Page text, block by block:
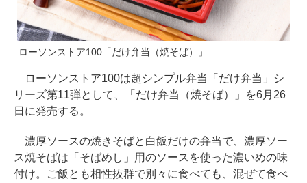
ローソンストア100「だけ弁当（焼そば）」
ローソンストア100は超シンプル弁当「だけ弁当」シ
リーズ第11弾として、「だけ弁当（焼そば）」を6月26
日に発売する。
濃厚ソースの焼きそばと白飯だけの弁当で、濃厚ソー
ス焼そばは「そばめし」用のソースを使った濃いめの味
付け。ご飯とも相性抜群で別々に食べても、混ぜて食べ